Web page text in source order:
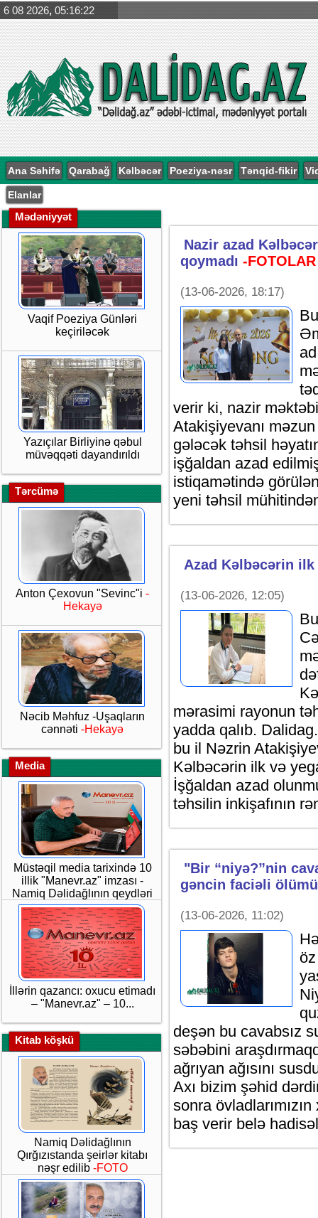
6 08 2026, 05:16:22
Ana Səhifə Qarabağ Kəlbəcər Poeziya-nəsr Tənqid-fikir
Elanlar
Mədəniyyət
Vaqif Poeziya Günləri
keçiriləcək
Yazıçılar Birliyinə qəbul
müvəqqəti dayandırıldı
Tərcümə
Anton Çexovun "Sevinc"i -
Hekayə
Nəcib Məhfuz -Uşaqların
cənnəti -Hekayə
Media
Müstəqil media tarixində 10
illik "Manevr.az" imzası -
Namiq Dəlidağlının qeydləri
İllərin qazancı: oxucu etimadı
– "Manevr.az" – 10...
Kitab köşkü
Namiq Dəlidağlının
Qırğızıstanda şeirlər kitabı
nəşr edilib -FOTO
Nazir azad
qoymadı -FOTOLAR
(13-06-2026, 18:17)
verir ki, nazir
Atakişiyevanı
gələcək təhsil
işğaldan azad
istiqamətində
yeni təhsil
Azad Kəlbəcərin
(13-06-2026, 12:05)
mərasimi rayonun
yadda qalıb.
bu il Nəzrin
Kəlbəcərin ilk və
İşğaldan azad
təhsilin inkişafının
"Bir “niyə?”nin
gəncin faciəli ölümü
(13-06-2026, 11:02)
deşən bu cavabsız
səbəbini
ağrıyan ağısını
Axı bizim şəhid
sonra
baş verir belə